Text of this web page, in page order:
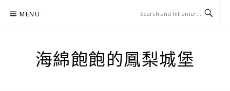
MENU
海綿飽飽的鳳梨城堡